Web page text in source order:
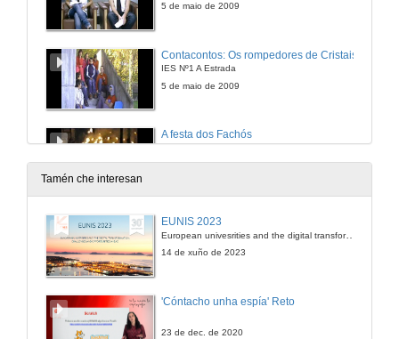
5 de maio de 2009
Contacontos: Os rompedores de Cristais
IES Nº1 A Estrada
5 de maio de 2009
A festa dos Fachós
5 de maio de 2009
Escola E.B 2,3 de Perafita
A romaxe de San Cibrán
CEP Altamira
Tamén che interesan
EUNIS 2023
European univesrities and the digital transformation: challenges and opportunities ahead
14 de xuño de 2023
'Cóntacho unha espía' Reto
23 de dec. de 2020